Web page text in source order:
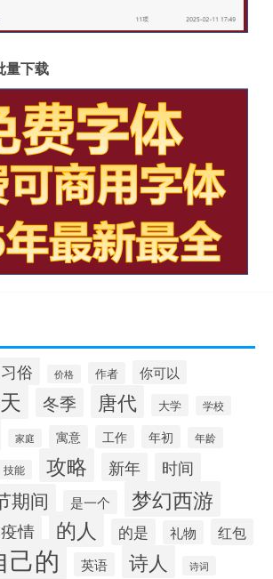
量下载
习俗 价格 作者 你可以
冬季 唐代 大学 学校
家庭 寓意 工作 年初 年龄
技能 攻略 新年 时间
期间 是一个 梦幻西游
疫情 的人 的是 礼物 红包
己的 英语 诗人 诗词